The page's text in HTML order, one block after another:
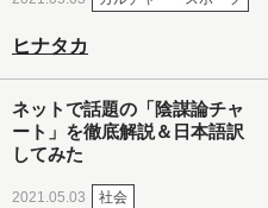
ヒナタカ
ネットで話題の「陰謀論チャ
ート」を徹底解説＆日本語訳
してみた
2021.05.03 社会